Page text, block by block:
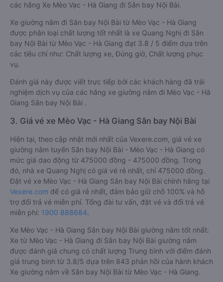
các hãng Xe Mèo Vạc - Hà Giang đi Sân bay Nội Bài.
Xe giường nằm đi Sân bay Nội Bài từ Mèo Vạc - Hà Giang
được phân loại chất lượng tốt nhất là xe Quang Nghị đi Sân
bay Nội Bài từ Mèo Vạc - Hà Giang đạt 3.8 / 5 điểm dựa trên
các tiêu chí như: Chất lượng xe, Đúng giờ, Chất lượng phục
vụ.
Đánh giá này được viết trực tiếp bởi các khách hàng đã trải
nghiệm dịch vụ của các hãng xe giường nằm đi Mèo Vạc - Hà
Giang Sân bay Nội Bài .
3. Giá vé xe Mèo Vạc - Hà Giang Sân bay Nội Bài
Hiện tại, theo cập nhật mới nhất của Vexere.com, giá vé xe
giường nằm tuyến Sân bay Nội Bài - Mèo Vạc - Hà Giang có
mức giá dao động từ 475000 đồng - 475000 đồng. Trong
đó, nhà xe Quang Nghị có giá vé rẻ nhất, chỉ 475000 đồng.
Đặt vé xe Mèo Vạc - Hà Giang Sân bay Nội Bài chính hãng tại
Vexere.com để có giá rẻ nhất, đảm bảo giữ chỗ 100% và hỗ
trợ đổi trả vé miễn phí. Tổng đài tư vấn, đặt vé và đổi trả vé
miễn phí: 1900 888684.
Xe Mèo Vạc - Hà Giang Sân bay Nội Bài giường nằm tốt nhất:
Xe từ Mèo Vạc - Hà Giang đi Sân bay Nội Bài giường nằm
được đánh giá chung có chất lượng Trung bình với điểm đánh
giá trung bình từ 3.8/5 dựa trên 843 phản hồi của hành khách
Xe giường nằm về Sân bay Nội Bài từ Mèo Vạc - Hà Giang.